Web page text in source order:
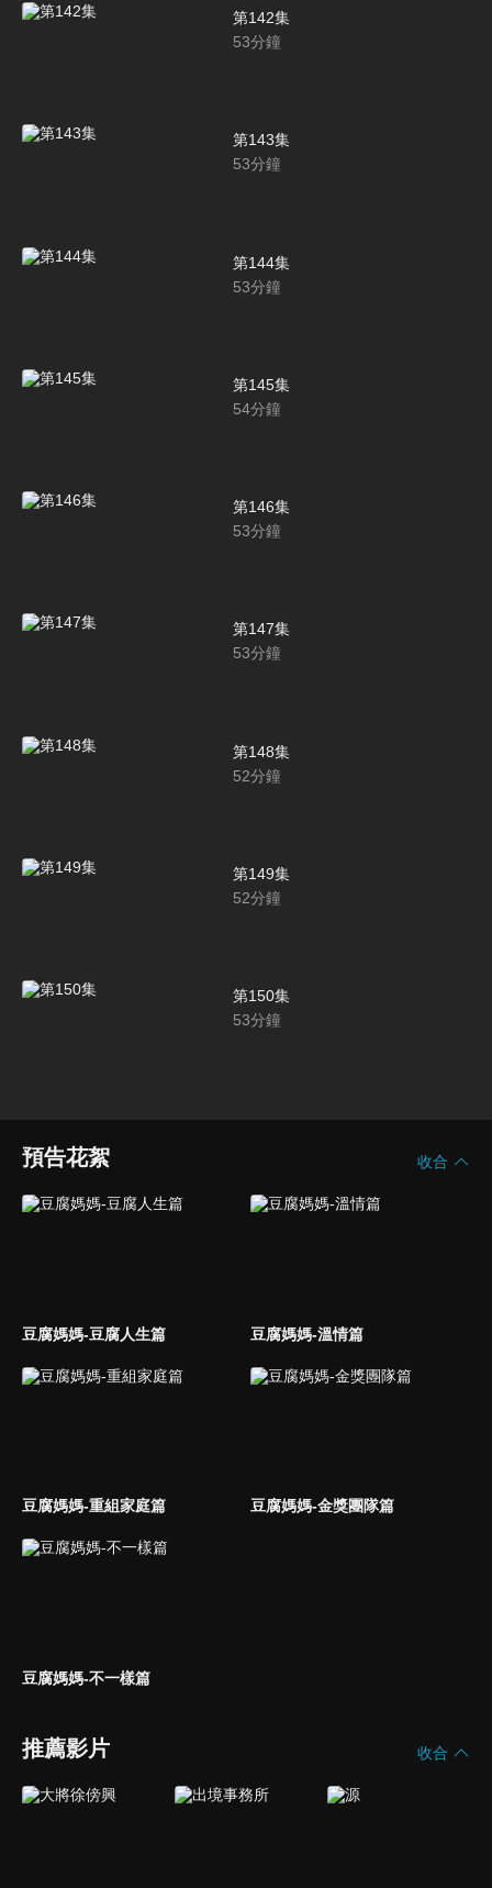
第142集
53分鐘
第143集
53分鐘
第144集
53分鐘
第145集
54分鐘
第146集
53分鐘
第147集
53分鐘
第148集
52分鐘
第149集
52分鐘
第150集
53分鐘
預告花絮 收合
豆腐媽媽-豆腐人生篇 豆腐媽媽-溫情篇
豆腐媽媽-重組家庭篇 豆腐媽媽-金獎團隊篇
豆腐媽媽-不一樣篇
推薦影片 收合